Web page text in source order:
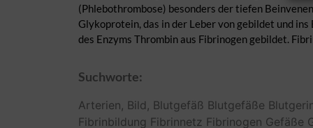
(Phlebothrombose) besonders der tiefen
Glykoprotein, das in der Leber von gebildet und
des Enzyms Thrombin aus Fibrinogen gebildet.
Suchworte:
Arterien, Bild, Blutgefäß Blutgefäße
Fibrinbildung Fibrinnetz Fibrinogen Gefäße